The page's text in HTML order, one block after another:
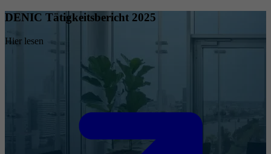
DENIC Tätigkeitsbericht 2025
Hier lesen